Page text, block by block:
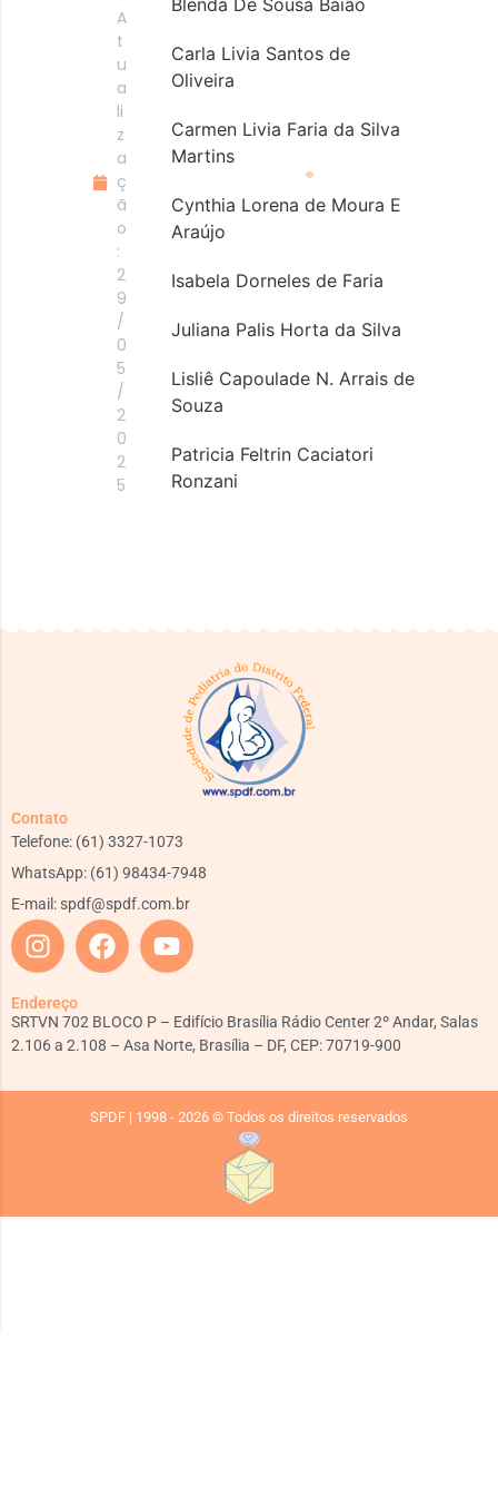
.
A
t
u
a
li
z
a
ç
ã
o
:
2
9
/
0
5
/
2
0
2
5
Blenda De Sousa Baião
Carla Livia Santos de
Oliveira
Carmen Livia Faria da Silva
Martins
Cynthia Lorena de Moura E
Araújo
Isabela Dorneles de Faria
Juliana Palis Horta da Silva
Lisliê Capoulade N. Arrais de
Souza
Patricia Feltrin Caciatori
Ronzani
Contato
Telefone: (61) 3327-1073
WhatsApp: (61) 98434-7948
E-mail: spdf@spdf.com.br
Endereço
SRTVN 702 BLOCO P – Edifício Brasília Rádio Center 2º Andar, Salas
2.106 a 2.108 – Asa Norte, Brasília – DF, CEP: 70719-900
SPDF | 1998 - 2026 © Todos os direitos reservados